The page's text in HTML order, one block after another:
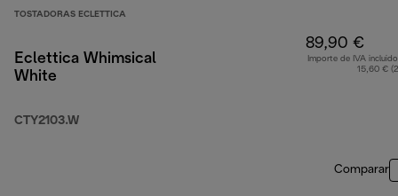
TOSTADORAS ECLETTICA
Eclettica Whimsical
White
CTY2103.W
89,90 €
Importe de IVA
15,60 €
Comparar